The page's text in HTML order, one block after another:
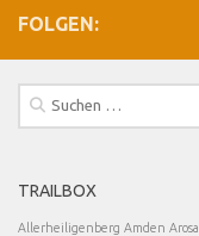
FOLGEN:
Suchen
nach:
TRAILBOX
Allerheiligenberg Amden Arosa